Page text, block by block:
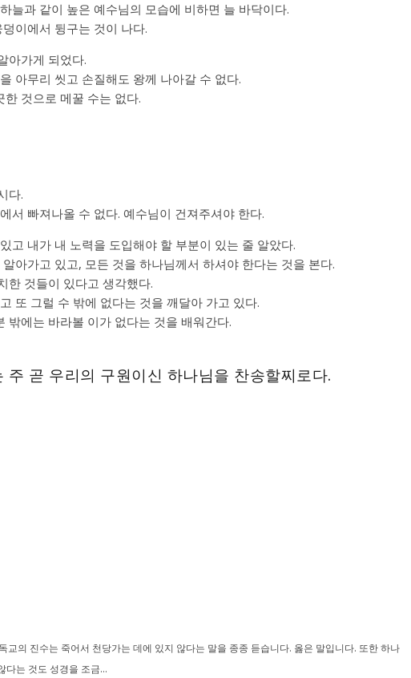
늘과 같이 높은 예수님의 모습에 비하면 늘 바닥이다.
이에서 뒹구는 것이 나다.
아가게 되었다.
아무리 씻고 손질해도 왕께 나아갈 수 없다.
것으로 메꿀 수는 없다.
다.
서 빠져나올 수 없다. 예수님이 건져주셔야 한다.
고 내가 내 노력을 도입해야 할 부분이 있는 줄 알았다.
아가고 있고, 모든 것을 하나님께서 하셔야 한다는 것을 본다.
한 것들이 있다고 생각했다.
또 그럴 수 밖에 없다는 것을 깨달아 가고 있다.
밖에는 바라볼 이가 없다는 것을 배워간다.
주 곧 우리의 구원이신 하나님을 찬송할찌로다.
교의 진수는 죽어서 천당가는 데에 있지 않다는 말을 종종 듣습니다. 옳은 말입니다. 또한 하나
다는 것도 성경을 조금...